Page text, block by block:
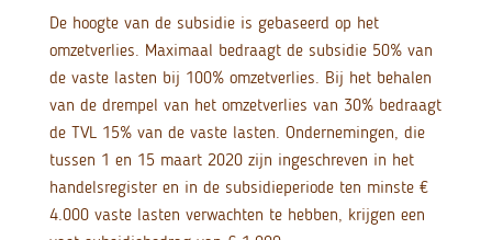
De hoogte van de subsidie is gebaseerd op het
omzetverlies. Maximaal bedraagt de subsidie 50% van
de vaste lasten bij 100% omzetverlies. Bij het behalen
van de drempel van het omzetverlies van 30% bedraagt
de TVL 15% van de vaste lasten. Ondernemingen, die
tussen 1 en 15 maart 2020 zijn ingeschreven in het
handelsregister en in de subsidieperiode ten minste €
4.000 vaste lasten verwachten te hebben, krijgen een